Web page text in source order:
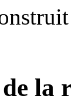
la